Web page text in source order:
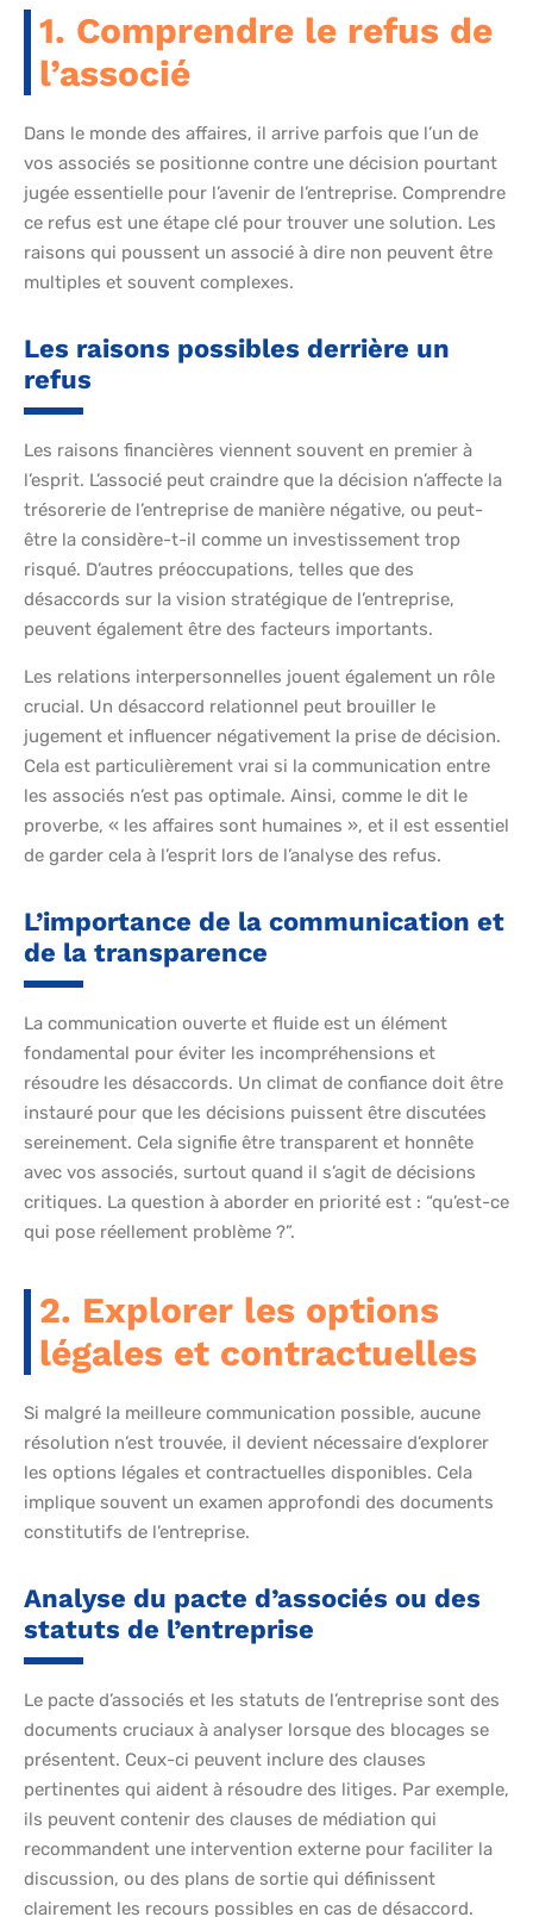
1. Comprendre le refus de
l’associé
Dans le monde des affaires, il arrive parfois que l’un de
vos associés se positionne contre une décision pourtant
jugée essentielle pour l’avenir de l’entreprise. Comprendre
ce refus est une étape clé pour trouver une solution. Les
raisons qui poussent un associé à dire non peuvent être
multiples et souvent complexes.
Les raisons possibles derrière un
refus
Les raisons financières viennent souvent en premier à
l’esprit. L’associé peut craindre que la décision n’affecte la
trésorerie de l’entreprise de manière négative, ou peut-
être la considère-t-il comme un investissement trop
risqué. D’autres préoccupations, telles que des
désaccords sur la vision stratégique de l’entreprise,
peuvent également être des facteurs importants.
Les relations interpersonnelles jouent également un rôle
crucial. Un désaccord relationnel peut brouiller le
jugement et influencer négativement la prise de décision.
Cela est particulièrement vrai si la communication entre
les associés n’est pas optimale. Ainsi, comme le dit le
proverbe, « les affaires sont humaines », et il est essentiel
de garder cela à l’esprit lors de l’analyse des refus.
L’importance de la communication et
de la transparence
La communication ouverte et fluide est un élément
fondamental pour éviter les incompréhensions et
résoudre les désaccords. Un climat de confiance doit être
instauré pour que les décisions puissent être discutées
sereinement. Cela signifie être transparent et honnête
avec vos associés, surtout quand il s’agit de décisions
critiques. La question à aborder en priorité est : “qu’est-ce
qui pose réellement problème ?”.
2. Explorer les options
légales et contractuelles
Si malgré la meilleure communication possible, aucune
résolution n’est trouvée, il devient nécessaire d’explorer
les options légales et contractuelles disponibles. Cela
implique souvent un examen approfondi des documents
constitutifs de l’entreprise.
Analyse du pacte d’associés ou des
statuts de l’entreprise
Le pacte d’associés et les statuts de l’entreprise sont des
documents cruciaux à analyser lorsque des blocages se
présentent. Ceux-ci peuvent inclure des clauses
pertinentes qui aident à résoudre des litiges. Par exemple,
ils peuvent contenir des clauses de médiation qui
recommandent une intervention externe pour faciliter la
discussion, ou des plans de sortie qui définissent
clairement les recours possibles en cas de désaccord.